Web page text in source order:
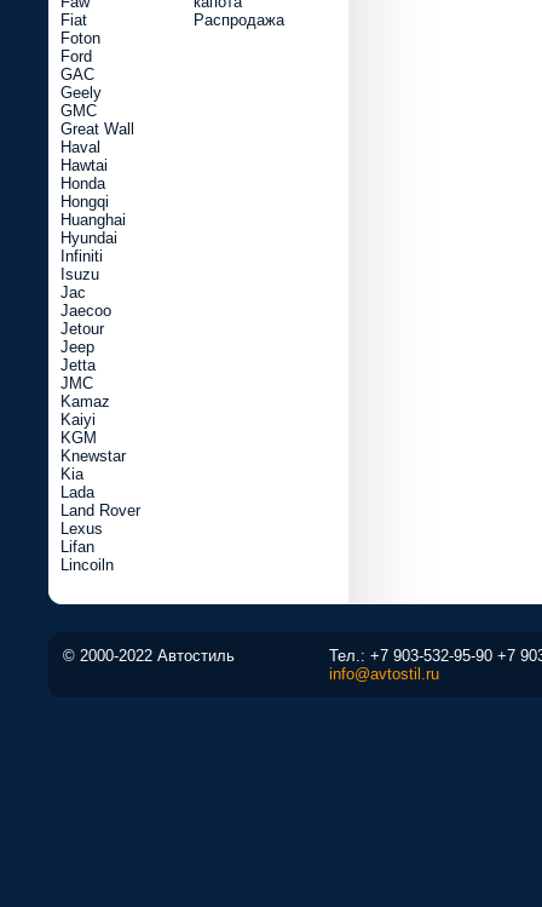
Fiat
Foton
Ford
GAC
Geely
GMC
Great Wall
Haval
Hawtai
Honda
Hongqi
Huanghai
Hyundai
Infiniti
Isuzu
Jac
Jaecoo
Jetour
Jeep
Jetta
JMC
Kamaz
Kaiyi
KGM
Knewstar
Kia
Lada
Land Rover
Lexus
Lifan
Lincoiln
Распродажа
© 2000-2022 Автостиль Тел.: +7 903-532-95-90 +7
info@avtostil.ru